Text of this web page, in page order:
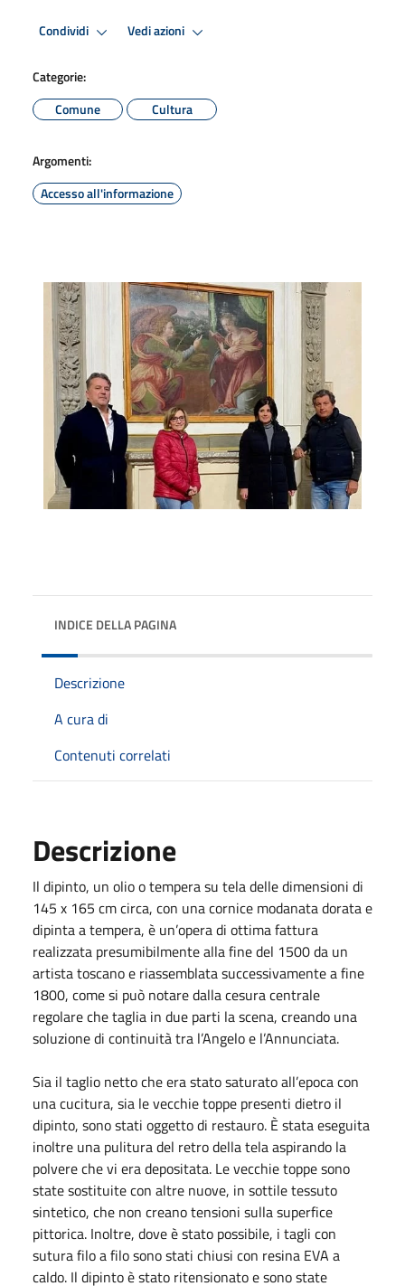
Condividi Vedi azioni
Categorie:
Comune
Cultura
Argomenti:
Accesso all'informazione
INDICE DELLA PAGINA
Descrizione
A cura di
Contenuti correlati
Descrizione
Il dipinto, un olio o tempera su tela delle dimensioni di
145 x 165 cm circa, con una cornice modanata dorata e
dipinta a tempera, è un’opera di ottima fattura
realizzata presumibilmente alla fine del 1500 da un
artista toscano e riassemblata successivamente a fine
1800, come si può notare dalla cesura centrale
regolare che taglia in due parti la scena, creando una
soluzione di continuità tra l’Angelo e l’Annunciata.
Sia il taglio netto che era stato saturato all’epoca con
una cucitura, sia le vecchie toppe presenti dietro il
dipinto, sono stati oggetto di restauro. È stata eseguita
inoltre una pulitura del retro della tela aspirando la
polvere che vi era depositata. Le vecchie toppe sono
state sostituite con altre nuove, in sottile tessuto
sintetico, che non creano tensioni sulla superfice
pittorica. Inoltre, dove è stato possibile, i tagli con
sutura filo a filo sono stati chiusi con resina EVA a
caldo. Il dipinto è stato ritensionato e sono state